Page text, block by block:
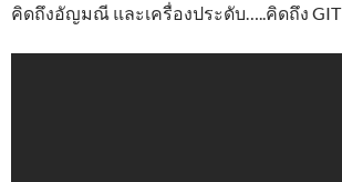
คิดถึงอัญมณี และเครื่องประดับ…..คิดถึง GIT